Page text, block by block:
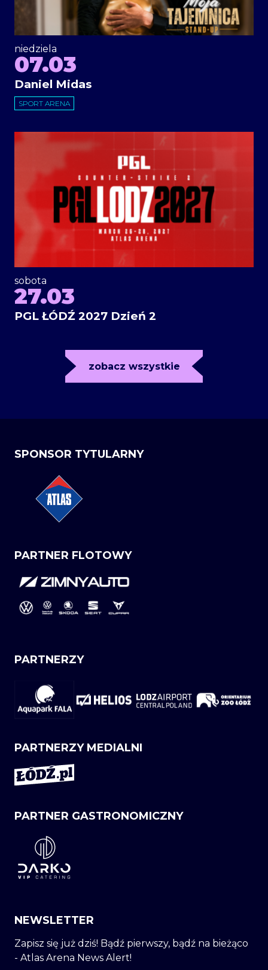
niedziela
07.03
Daniel Midas
SPORT ARENA
sobota
27.03
PGL ŁÓDŹ 2027 Dzień 2
zobacz wszystkie
SPONSOR TYTULARNY
PARTNER FLOTOWY
PARTNERZY
PARTNERZY MEDIALNI
PARTNER GASTRONOMICZNY
NEWSLETTER
Zapisz się już dziś! Bądź pierwszy, bądź na bieżąco
- Atlas Arena News Alert!